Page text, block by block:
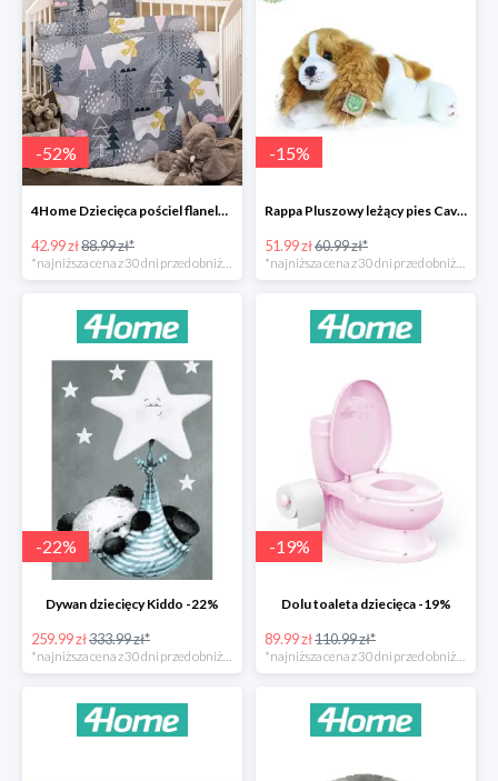
-52%
4Home Dziecięca pościel flanelowa do łóżeczka Nordic Bear -52%
42.99 zł88.99 zł*
-15%
Rappa Pluszowy leżący pies Cavalier King Charles Spaniel -15%
51.99 zł60.99 zł*
-22%
Dywan dziecięcy Kiddo -22%
259.99 zł333.99 zł*
*najniższa cena z 30 dni przed obniżką
-19%
Dolu toaleta dziecięca -19%
89.99 zł110.99 zł*
*najniższa cena z 30 dni przed obniżką